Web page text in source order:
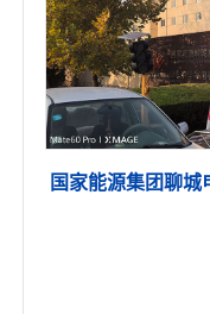
国家能源集团聊